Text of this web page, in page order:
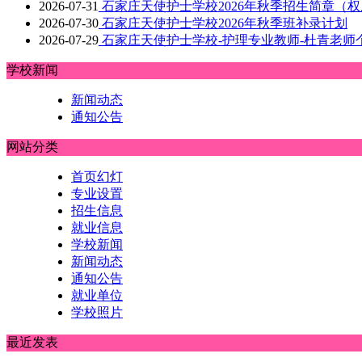
2026-07-31 石家庄天使护士学校2026年秋季招生简章（权
2026-07-30 石家庄天使护士学校2026年秋季班补录计划
2026-07-29 石家庄天使护士学校-护理专业教师-杜青老师
学校新闻
新闻动态
通知公告
网站分类
首页幻灯
专业设置
招生信息
就业信息
学校新闻
新闻动态
通知公告
就业单位
学校照片
最近发表